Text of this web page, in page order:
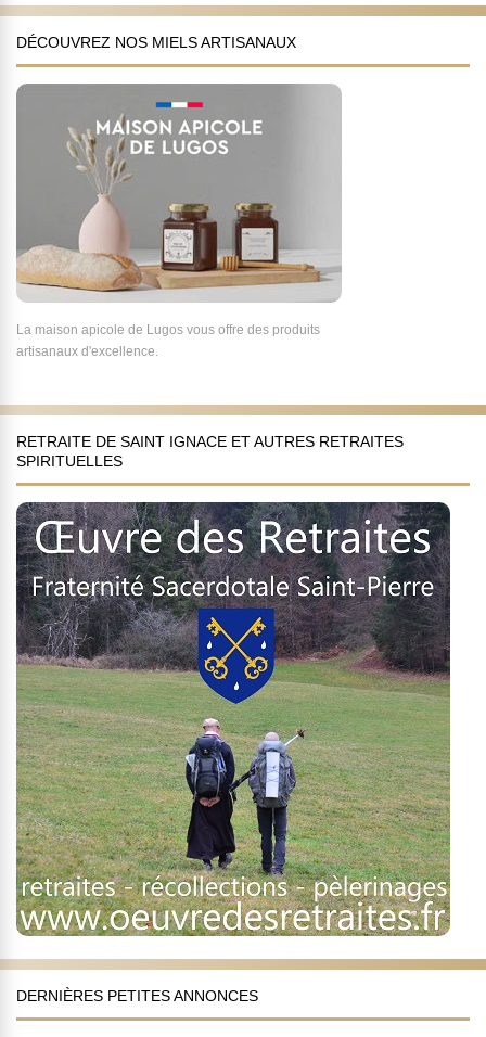
DÉCOUVREZ NOS MIELS ARTISANAUX
La maison apicole de Lugos vous offre des produits
artisanaux d'excellence.
RETRAITE DE SAINT IGNACE ET AUTRES RETRAITES
SPIRITUELLES
DERNIÈRES PETITES ANNONCES